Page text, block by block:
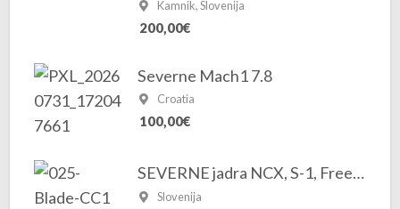
Kamnik, Slovenija
200,00€
Severne Mach1 7.8
Croatia
100,00€
SEVERNE jadra NCX, S-1, Freek in ostala oprema
Slovenija